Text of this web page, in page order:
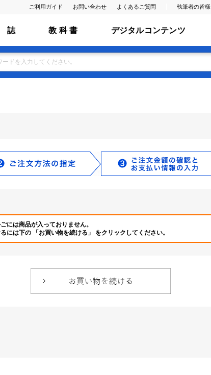
ご利用ガイド お問い合わせ よくあるご質問 執筆者の皆様
誌 教 科 書 デジタルコンテンツ
には商品が入っておりません。
には下の 「お買い物を続ける」 をクリックしてください。